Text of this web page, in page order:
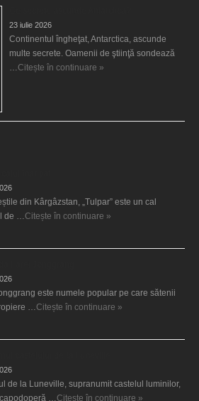
23 iulie 2026
Continentul îngheţat, Antarctica, ascunde
multe secrete. Oamenii de ştiinţă sondează
Citește în continuare »
din Kârgâzstan, „Tulpar” este un cal
de … Citește în continuare »
este numele popular pe care sătenii
… Citește în continuare »
de la Luneville, supranumit castelul luminilor,
… Citește în continuare »